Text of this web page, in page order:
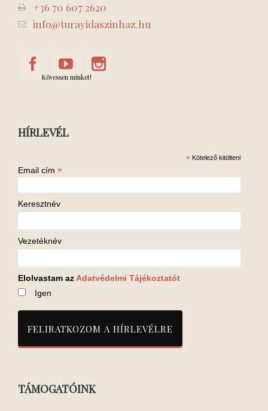
+36 70 607 2620
info@turayidaszinhaz.hu
Kövessen minket!
HÍRLEVÉL
* Kötelező kitölteni
Email cím *
Keresztnév
Vezetéknév
Elolvastam az Adatvédelmi Tájékoztatót
Igen
TÁMOGATÓINK